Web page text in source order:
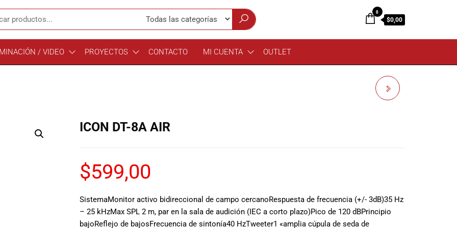
0
$0,00
/ VIDEO PROYECTOS CONTACTO MI CUENTA OUTLET
ICON DT-8A AIR
$599,00
SistemaMonitor activo bidireccional de campo cercanoRespuesta de frecuencia (+/- 3dB)35 Hz
– 25 kHzMax SPL 2 m, par en la sala de audición (IEC a corto plazo)Pico de 120 dBPrincipio
bajoReflejo de bajosFrecuencia de sintonía40 HzTweeter1 «amplia cúpula de seda de